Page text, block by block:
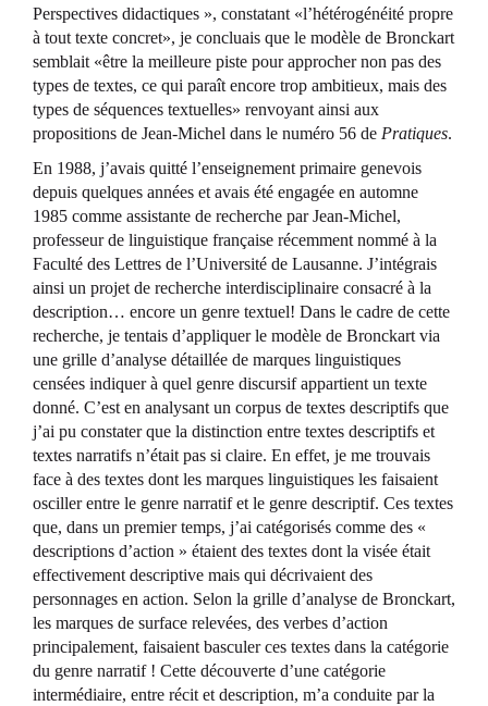
Perspectives didactiques », constatant «l’hétérogénéité propre
à tout texte concret», je concluais que le modèle de Bronckart
semblait «être la meilleure piste pour approcher non pas des
types de textes, ce qui paraît encore trop ambitieux, mais des
types de séquences textuelles» renvoyant ainsi aux
propositions de Jean-Michel dans le numéro 56 de Pratiques.
En 1988, j’avais quitté l’enseignement primaire genevois
depuis quelques années et avais été engagée en automne
1985 comme assistante de recherche par Jean-Michel,
professeur de linguistique française récemment nommé à la
Faculté des Lettres de l’Université de Lausanne. J’intégrais
ainsi un projet de recherche interdisciplinaire consacré à la
description… encore un genre textuel! Dans le cadre de cette
recherche, je tentais d’appliquer le modèle de Bronckart via
une grille d’analyse détaillée de marques linguistiques
censées indiquer à quel genre discursif appartient un texte
donné. C’est en analysant un corpus de textes descriptifs que
j’ai pu constater que la distinction entre textes descriptifs et
textes narratifs n’était pas si claire. En effet, je me trouvais
face à des textes dont les marques linguistiques les faisaient
osciller entre le genre narratif et le genre descriptif. Ces textes
que, dans un premier temps, j’ai catégorisés comme des «
descriptions d’action » étaient des textes dont la visée était
effectivement descriptive mais qui décrivaient des
personnages en action. Selon la grille d’analyse de Bronckart,
les marques de surface relevées, des verbes d’action
principalement, faisaient basculer ces textes dans la catégorie
du genre narratif ! Cette découverte d’une catégorie
intermédiaire, entre récit et description, m’a conduite par la